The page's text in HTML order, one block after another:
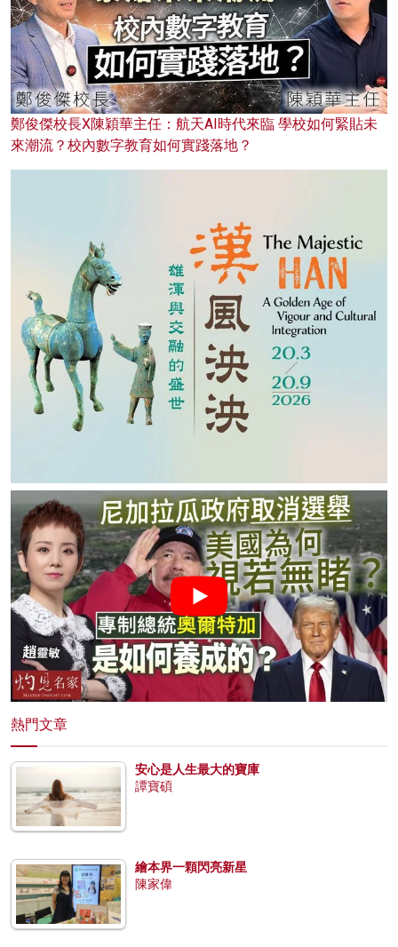
鄭俊傑校長X陳穎華主任：航天AI時代來臨 學校如何緊貼未
來潮流？校內數字教育如何實踐落地？
熱門文章
安心是人生最大的寶庫
譚寶碩
繪本界一顆閃亮新星
陳家偉